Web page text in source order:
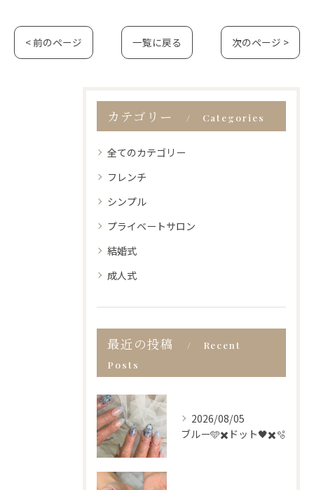
< 前のページ 一覧に戻る 次のページ >
カテゴリー Categories
全てのカテゴリー
フレンチ
シンプル
プライベートサロン
結婚式
成人式
最近の投稿
Recent
Posts
2026/08/05
ブルー🩵✖️ドット🖤✖️🫧